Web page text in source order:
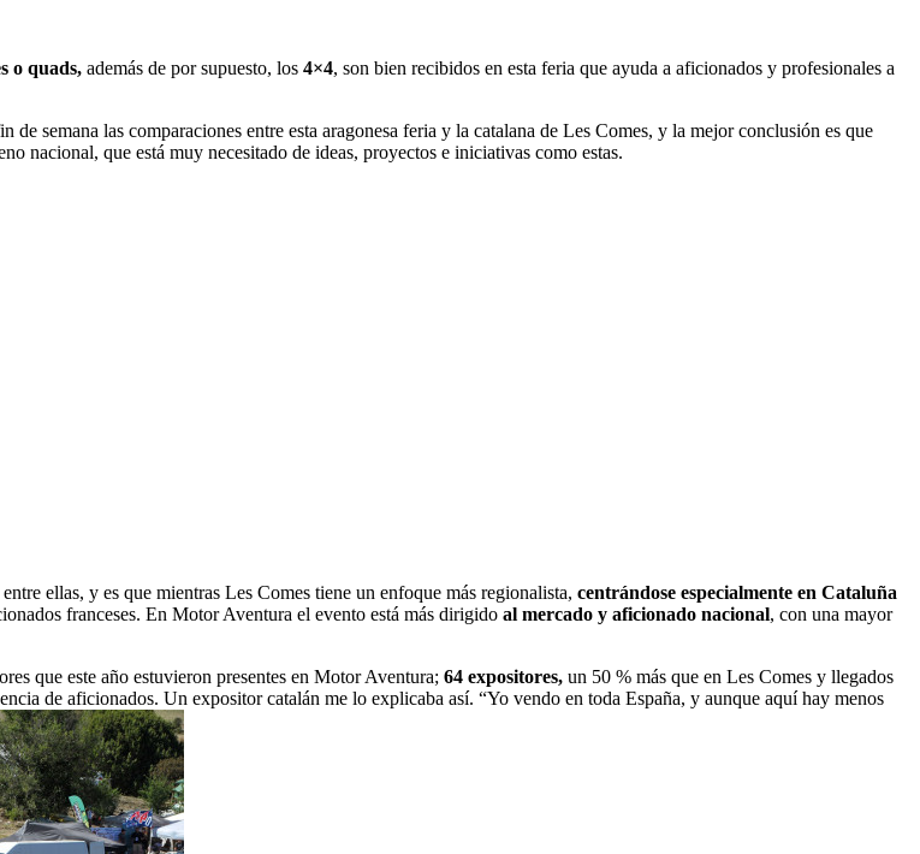
o quads, además de por supuesto, los 4×4, son bien recibidos en esta feria que ayuda a aficionados y profesionales a
semana las comparaciones entre esta aragonesa feria y la catalana de Les Comes, y la mejor conclusión es que
nacional, que está muy necesitado de ideas, proyectos e iniciativas como estas.
ellas, y es que mientras Les Comes tiene un enfoque más regionalista, centrándose especialmente en Cataluña
franceses. En Motor Aventura el evento está más dirigido al mercado y aficionado nacional, con una mayor
que este año estuvieron presentes en Motor Aventura; 64 expositores, un 50 % más que en Les Comes y llegados
de aficionados. Un expositor catalán me lo explicaba así. “Yo vendo en toda España, y aunque aquí hay menos